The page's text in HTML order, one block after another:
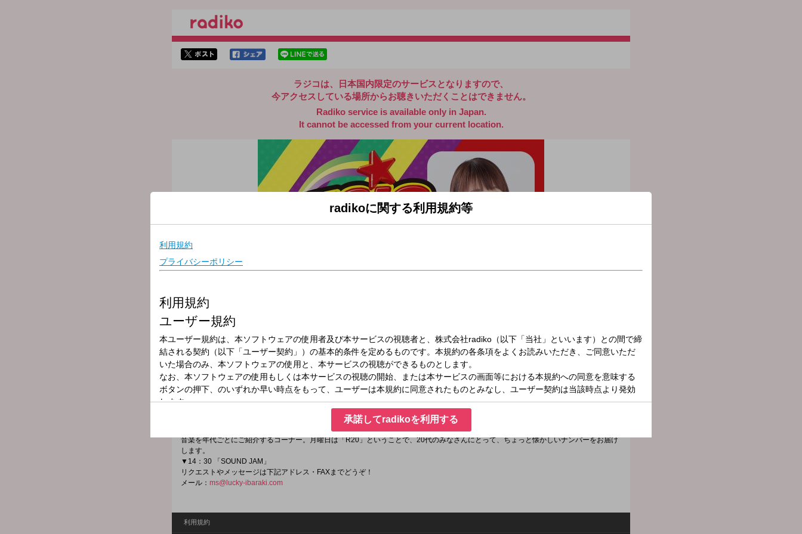
ラジコは、日本国内限定のサービスとなりますので、
今アクセスしている場所からお聴きいただくことはできません。
Radiko service is available only in Japan.
It cannot be accessed from your current location.
放送局
放送時間
2026年5月18日（月）13:00～16:00
番組名
MUSIC STATE
曜日変わりのパーソナリティが個性豊かなトークと音楽で綴るミュージックワイドプログラム。水曜はイーアスつくばLucky Studioから
音楽を年代ごとにご紹介するコーナー。月曜日は「R20」ということで、20代のみなさんにとって、ちょっと懐かしいナンバーをお届け
します。
▼14：30 「SOUND JAM」
リクエストやメッセージは下記アドレス・FAXまでどうぞ！
メール： ms@lucky-ibaraki.com
利用規約
radikoに関する利用規約等
承諾してradikoを利用する